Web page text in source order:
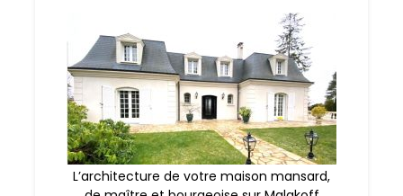
L’architecture de votre maison mansard,